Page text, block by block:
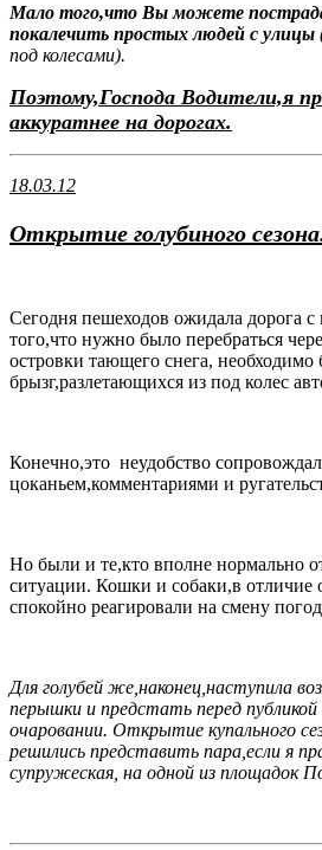
Мало того,что Вы можете
покалечить простых людей с улицы
под колесами).
Поэтому,Господа Водители,я
аккуратнее на дорогах.
18.03.12
Открытие голубиного сезона.
Сегодня пешеходов ожидала дорога
того,что нужно было перебраться
островки тающего снега, необходимо
брызг,разлетающихся из под колес
Конечно,это неудобство
цоканьем,комментариями и
Но были и те,кто вполне нормально
ситуации. Кошки и собаки,в отличие
спокойно реагировали на смену
Для голубей же,наконец,наступила
перышки и предстать перед публикой
очаровании. Открытие купального
решились представить пара,если я
супружеская, на одной из площадок